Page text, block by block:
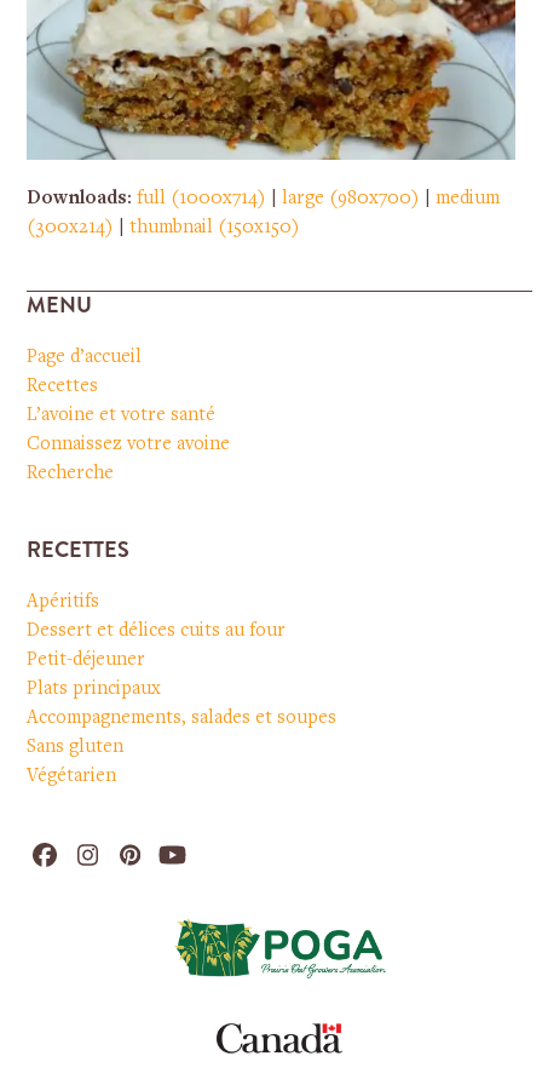
Downloads:full (1000x714) |large (980x700) |medium
(300x214)
|thumbnail (150x150)
MENU
Page d’accueil
Recettes
L’avoine et votre santé
Connaissez votre avoine
Recherche
RECETTES
Apéritifs
Dessert et délices cuits au four
Petit-déjeuner
Plats principaux
Accompagnements, salades et soupes
Sans gluten
Végétarien
Facebook
Instagram
PinterestYouTube